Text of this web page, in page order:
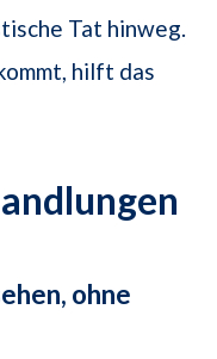
Tat hinweg.
hilft das
ohne